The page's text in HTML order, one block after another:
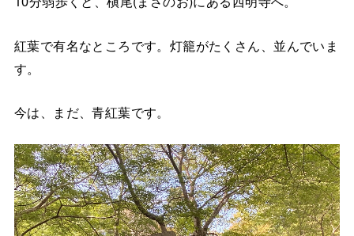
紅葉で有名なところです。灯籠がたくさん、並んでいま
す。
今は、まだ、青紅葉です。